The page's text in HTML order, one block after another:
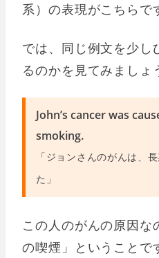
系）の表現がこちらで
では、同じ例文を少し
るのかを見てみましょ
John’s cancer was
smoking.
「ジョンさんのがんは、
た」
この人のがんの原因な
の喫煙」ということで